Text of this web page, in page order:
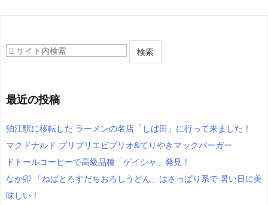
最近の投稿
狛江駅に移転した ラーメンの名店「しば田」に行って来ました！
マクドナルド プリプリエビプリオ&てりやきマックバーガー
ドトールコーヒーで高級品種「ゲイシャ」発見！
なか卯 「ねばとろすだちおろしうどん」はさっぱり系で 暑い日に美
味しい！